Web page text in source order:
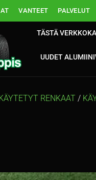
VANTEET PALVELUT
TÄSTÄ
UUDET
RENKAAT /